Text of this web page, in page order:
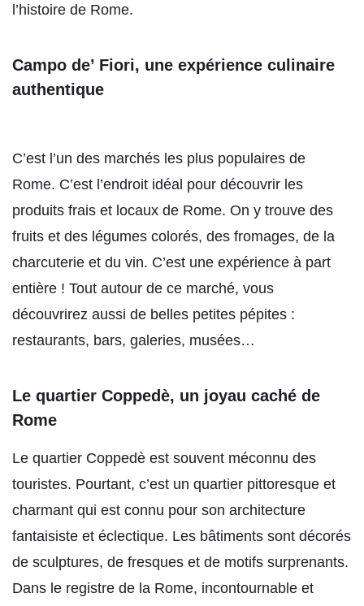
l’histoire de Rome.
Campo de’ Fiori, une expérience culinaire
authentique
C’est l’un des marchés les plus populaires de
Rome. C’est l’endroit idéal pour découvrir les
produits frais et locaux de Rome. On y trouve des
fruits et des légumes colorés, des fromages, de la
charcuterie et du vin. C’est une expérience à part
entière ! Tout autour de ce marché, vous
découvrirez aussi de belles petites pépites :
restaurants, bars, galeries, musées…
Le quartier Coppedè, un joyau caché de
Rome
Le quartier Coppedè est souvent méconnu des
touristes. Pourtant, c’est un quartier pittoresque et
charmant qui est connu pour son architecture
fantaisiste et éclectique. Les bâtiments sont décorés
de sculptures, de fresques et de motifs surprenants.
Dans le registre de la Rome, incontournable et